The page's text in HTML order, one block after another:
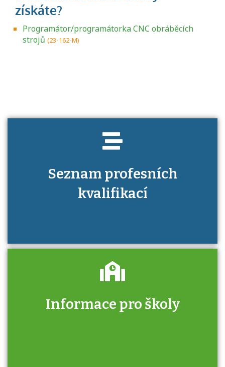
Programátor/programátorka CNC obráběcích
strojů (23-162-M)
Seznam profesních
kvalifikací
Projděte si seznam profesních kvalifikací.
Informace pro školy
Zjistěte, jak se přihlásit ke zkoušce a kde